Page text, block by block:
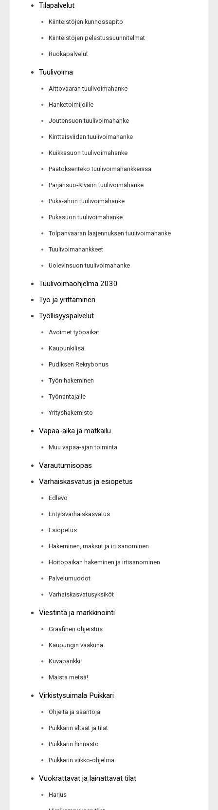
Tilapalvelut
Kiinteistöjen kunnossapito
Kiinteistöjen pelastussuunnitelmat
Ruokapalvelut
Tuulivoima
Aittovaaran tuulivoimahanke
Hanketoimijoille
Joutensuon tuulivoimahanke
Kinttaisviidan tuulivoimahanke
Kuikkasuon tuulivoimahanke
Päätöksenteko tuulivoimahankkeissa
Pärjänsuo-Kivarin tuulivoimahanke
Puka-ahon tuulivoimahanke
Pukasuon tuulivoimahanke
Tolpanvaaran laajennuksen tuulivoimahanke
Tuulivoimahankkeet
Uolevinsuon tuulivoimahanke
Tuulivoimaohjelma 2030
Työ ja yrittäminen
Työllisyyspalvelut
Avoimet työpaikat
Kaupunkilisä
Pudiksen Rekrybonus
Työn hakeminen
Työnantajalle
Yrityshakemisto
Vapaa-aika ja matkailu
Muu vapaa-ajan toiminta
Varautumisopas
Varhaiskasvatus ja esiopetus
Edlevo
Erityisvarhaiskasvatus
Esiopetus
Hakeminen, maksut ja irtisanominen
Hoitopaikan hakeminen ja irtisanominen
Palvelumuodot
Varhaiskasvatusyksiköt
Viestintä ja markkinointi
Graafinen ohjeistus
Kaupungin vaakuna
Kuvapankki
Maista metsä!
Virkistysuimala Puikkari
Ohjeita ja sääntöjä
Puikkarin altaat ja tilat
Puikkarin hinnasto
Puikkarin viikko-ohjelma
Vuokrattavat ja lainattavat tilat
Harjus